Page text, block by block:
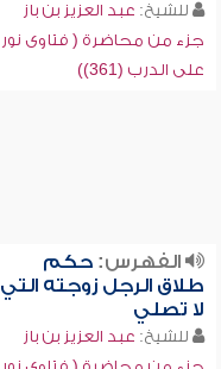
للشيخ: عبد العزيز بن باز
جزء من محاضرة ( فتاوى نور
على الدرب (361))
الفهرس:حكم
طلاق الرجل زوجته التي
لا تصلي
للشيخ: عبد العزيز بن باز